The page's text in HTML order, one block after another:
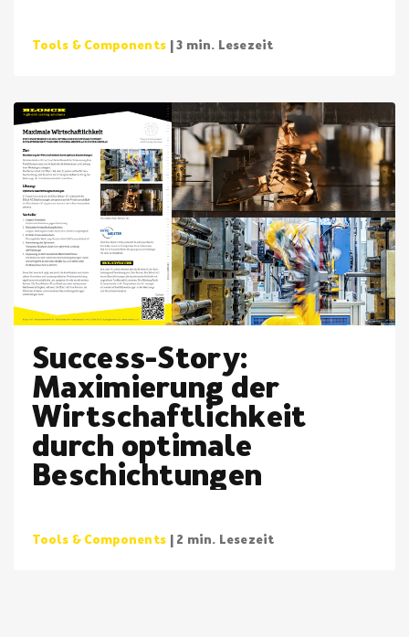
Tools & Components | 3 min. Lesezeit
Success-Story:
Maximierung der
Wirtschaftlichkeit
durch optimale
Beschichtungen
Tools & Components | 2 min. Lesezeit